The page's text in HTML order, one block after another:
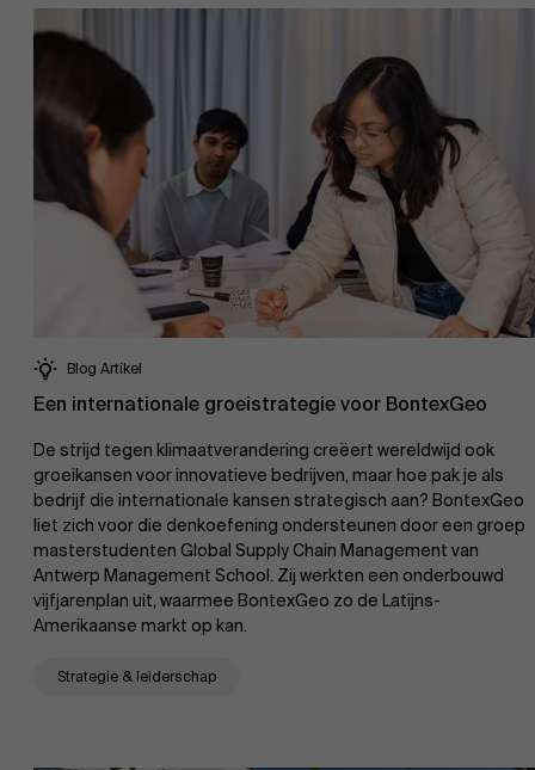
Blog Artikel
Een internationale groeistrategie voor BontexGeo
De strijd tegen klimaatverandering creëert wereldwijd ook
groeikansen voor innovatieve bedrijven, maar hoe pak je als
bedrijf die internationale kansen strategisch aan? BontexGeo
liet zich voor die denkoefening ondersteunen door een groep
masterstudenten Global Supply Chain Management van
Antwerp Management School. Zij werkten een onderbouwd
vijfjarenplan uit, waarmee BontexGeo zo de Latijns-
Amerikaanse markt op kan.
Strategie & leiderschap